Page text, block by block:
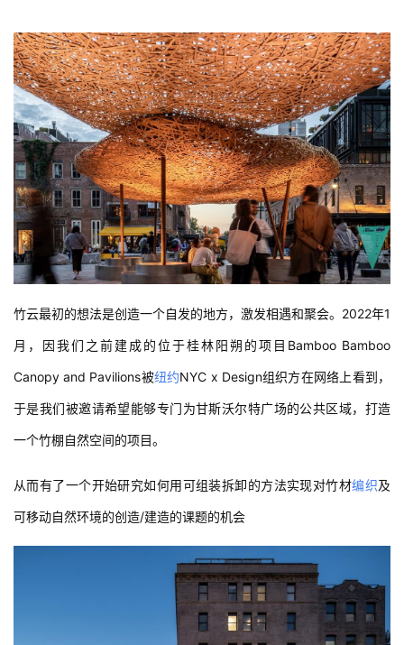
竹云最初的想法是创造一个自发的地方，激发相遇和聚会。2022年1
月，因我们之前建成的位于桂林阳朔的项目Bamboo Bamboo
Canopy and Pavilions被纽约NYC x Design组织方在网络上看到，
于是我们被邀请希望能够专门为甘斯沃尔特广场的公共区域，打造
一个竹棚自然空间的项目。
从而有了一个开始研究如何用可组装拆卸的方法实现对竹材编织及
可移动自然环境的创造/建造的课题的机会